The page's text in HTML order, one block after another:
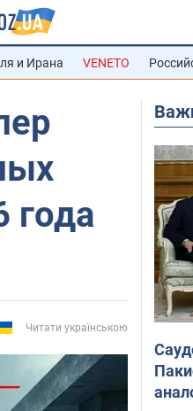
и Ирана VENETO
года
Читати українською